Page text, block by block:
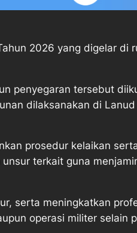
2026 yang digelar di
penyegaran tersebut
dilaksanakan di
prosedur kelaikan
terkait guna
serta meningkatkan
operasi militer selain